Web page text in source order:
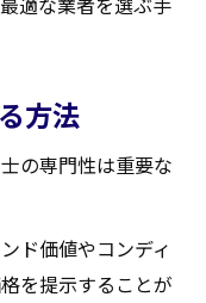
方法
の専門性は重要な
ド価値やコンディ
を提示することが